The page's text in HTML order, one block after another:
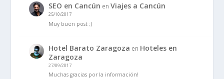
SEO en Cancún enViajes a Cancún
25/10/2017
Muy buen post ;)
Hotel Barato Zaragoza en Hoteles en
Zaragoza
27/09/2017
Muchas gracias por la información!